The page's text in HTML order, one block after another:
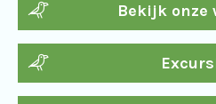
Bekijk onze